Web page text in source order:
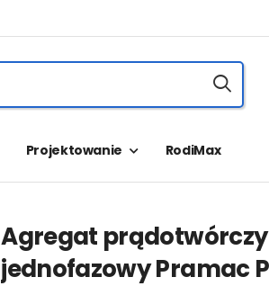
Projektowanie RodiMax
Agregat prądotwórczy
jednofazowy Pramac